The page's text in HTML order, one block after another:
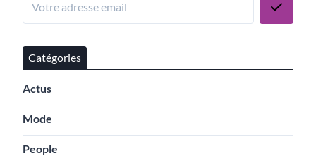
Catégories
Actus
Mode
People